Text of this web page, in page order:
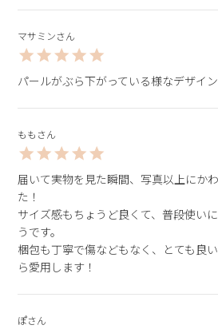
マサミン
パールがぶら下がっている様なデザイン
もも
届いて実物を見た瞬間、写真以上にか
た！
サイズ感もちょうど良くて、普段使い
うです。
梱包も丁寧で傷などもなく、とても良
ら愛用します！
ぽ